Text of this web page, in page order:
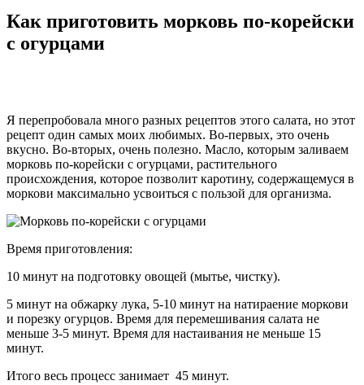
Как приготовить морковь по-корейски
с огурцами
Я перепробовала много разных рецептов этого салата, но этот
рецепт один самых моих любимых. Во-первых, это очень
вкусно. Во-вторых, очень полезно. Масло, которым заливаем
морковь по-корейски с огурцами, растительного
происхождения, которое позволит каротину, содержащемуся в
моркови максимально усвоиться с пользой для организма.
Время приготовления:
10 минут на подготовку овощей (мытье, чистку).
5 минут на обжарку лука, 5-10 минут на натираение моркови
и порезку огурцов. Время для перемешивания салата не
меньше 3-5 минут. Время для настаивания не меньше 15
минут.
Итого весь процесс занимает 45 минут.